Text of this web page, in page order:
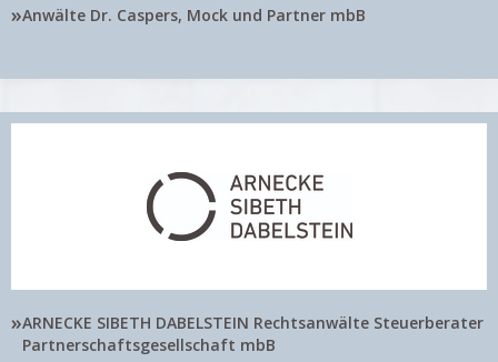
»Anwälte Dr. Caspers, Mock und Partner mbB
»ARNECKE SIBETH DABELSTEIN Rechtsanwälte Steuerberater
Partnerschaftsgesellschaft mbB